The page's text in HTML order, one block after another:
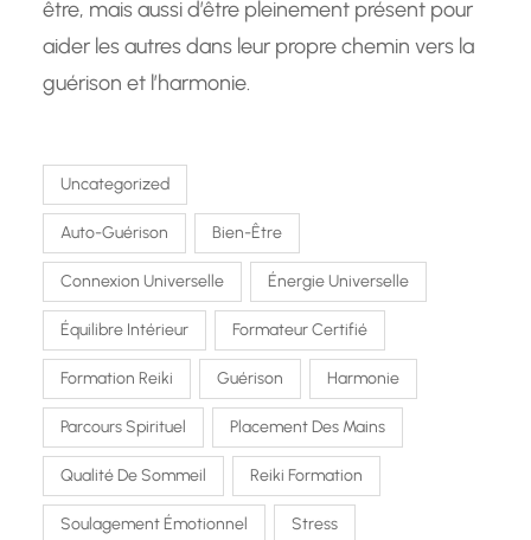
être, mais aussi d’être pleinement présent pour
aider les autres dans leur propre chemin vers la
guérison et l’harmonie.
Uncategorized
Auto-Guérison Bien-Être
Connexion Universelle Énergie Universelle
Équilibre Intérieur Formateur Certifié
Formation Reiki Guérison Harmonie
Parcours Spirituel Placement Des Mains
Qualité De Sommeil Reiki Formation
Soulagement Émotionnel Stress